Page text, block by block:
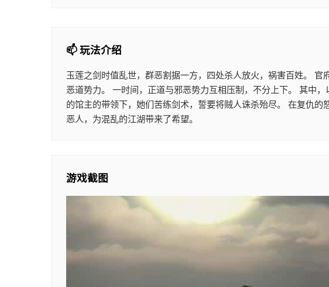
📫 玩法介绍
玉莲之剑时值乱世，群恶割据一方，四处杀人放火，祸害百姓。
恶道势力。 一时间，正道与邪恶势力互相压制，不分上下。 其中
的馆主的带领下，她们苦练剑术，誓要将贼人诛杀殆尽。 在复仇
恶人，为混乱的江湖带来了希望。
游戏截图